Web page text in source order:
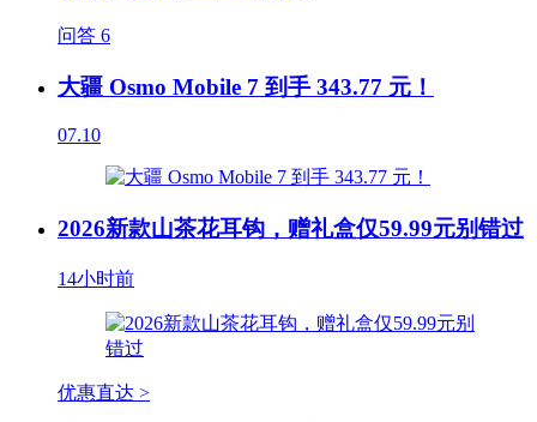
问答 6
大疆 Osmo Mobile 7 到手 343.77 元！
07.10
2026新款山茶花耳钩，赠礼盒仅59.99元别错过
14小时前
优惠直达 >